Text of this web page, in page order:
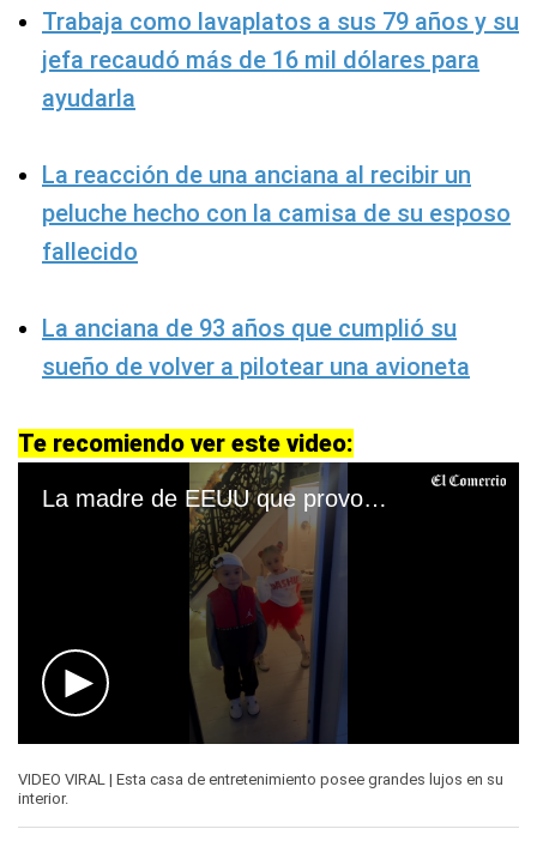
Trabaja como lavaplatos a sus 79 años y su
jefa recaudó más de 16 mil dólares para
ayudarla
La reacción de una anciana al recibir un
peluche hecho con la camisa de su esposo
fallecido
La anciana de 93 años que cumplió su
sueño de volver a pilotear una avioneta
Te recomiendo ver este video:
La madre de EEUU que provocó opiniones por mostrar la lujosa casa de juegos de su hija (@hairgoddessofny / TikTok)
seconds
of
41
seconds
VIDEO VIRAL | Esta casa de entretenimiento posee grandes lujos en su
interior.